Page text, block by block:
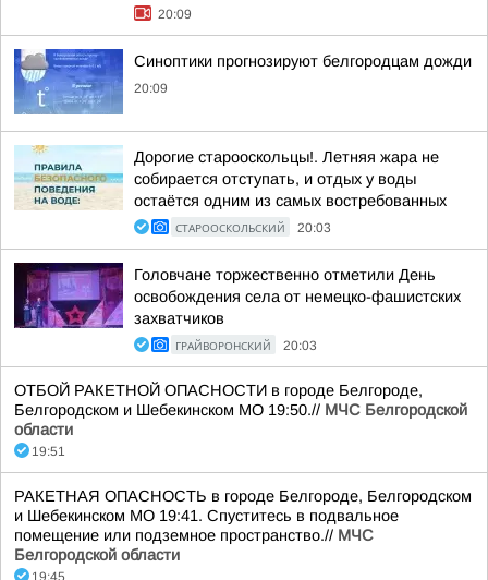
20:09
Синоптики прогнозируют белгородцам дожди
20:09
Дорогие старооскольцы!. Летняя жара не
собирается отступать, и отдых у воды
остаётся одним из самых востребованных
СТАРООСКОЛЬСКИЙ 20:03
Головчане торжественно отметили День
освобождения села от немецко-фашистских
захватчиков
ГРАЙВОРОНСКИЙ 20:03
ОТБОЙ РАКЕТНОЙ ОПАСНОСТИ в городе Белгороде,
Белгородском и Шебекинском МО 19:50.// МЧС Белгородской
области
19:51
РАКЕТНАЯ ОПАСНОСТЬ в городе Белгороде, Белгородском
и Шебекинском МО 19:41. Спуститесь в подвальное
помещение или подземное пространство.// МЧС
Белгородской области
19:45